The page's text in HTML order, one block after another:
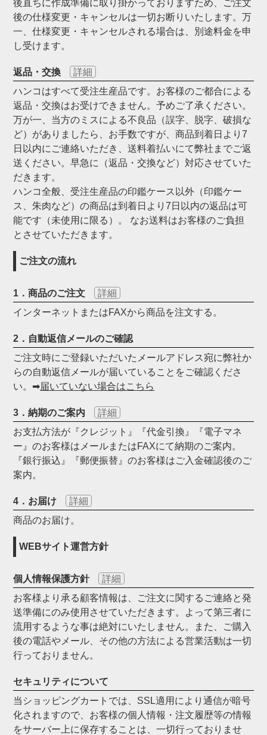
後直ちに作成準備に取り掛かっておりますため、ご注文
後の仕様変更・キャンセルは一切お断りいたします。万
一、仕様変更・キャンセルされる場合は、別途料金を申
し受けます。
返品・交換
詳細
ハンコはすべて受注生産品です。お客様のご都合による
返品・交換はお受けできません。予めご了承ください。
万が一、当方のミスによる不良品（誤字、脱字、破損な
ど）がありましたら、お手数ですが、商品到着日より7
日以内にご連絡いただき、送料着払いにて弊社までご返
送ください。早急に（返品・交換など）対応させていた
だきます。
ハンコ全般、受注生産品の印鑑ケース以外（印鑑ケー
ス、朱肉など）の商品は到着日より7日以内の返品は可
能です（未使用に限る）。 なお送料はお客様のご負担
とさせていただきます。
ご注文の流れ
1．商品のご注文
詳細
インターネットまたはFAXから商品を注文する。
2．自動返信メールのご確認
ご注文時にご登録いただいたメールアドレス宛に弊社か
らの自動返信メールが届いていることをご確認くださ
い。➡届いていない場合はこちら
3．納期のご案内
詳細
お支払方法が『クレジット』『代金引換』『電子マネ
ー』のお客様はメールまたはFAXにて納期のご案内。
『銀行振込』『郵便振替』のお客様はご入金確認後のご
案内。
4．お届け
詳細
商品のお届け。
WEBサイト運営方針
個人情報保護方針
詳細
お客様より承る顧客情報は、ご注文に関するご連絡と発
送準備にのみ使用させていただきます。よって第三者に
流用するような事は絶対にいたしません。また、ご購入
後の電話やメール、その他の方法による営業活動は一切
行っておりません。
セキュリティについて
当ショッピングカートでは、SSL適用により通信が暗号
化されますので、お客様の個人情報・注文履歴等の情報
をサーバー上に保存することは、一切行っておりませ